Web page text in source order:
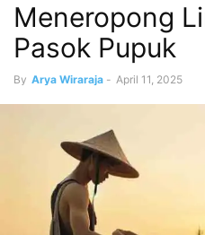
Meneropong
Pasok Pupuk
By Arya Wiraraja - April 11, 2025